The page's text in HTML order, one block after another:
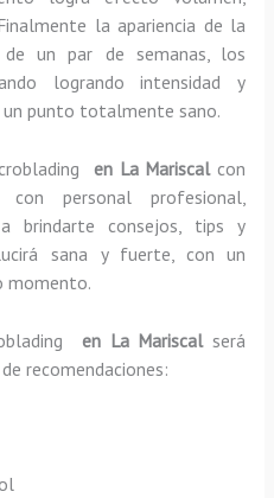
la apariencia de la
un par de semanas, los
logrando intensidad y
punto totalmente sano.
en La Mariscal con
con personal profesional,
brindarte consejos, tips y
sana y fuerte, con un
momento.
en La Mariscal será
recomendaciones: